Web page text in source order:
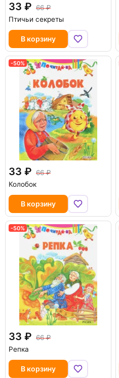
33
66
Птичьи секреты
В корзину
-50%
33
66
Колобок
В корзину
-50%
33
66
Репка
В корзину